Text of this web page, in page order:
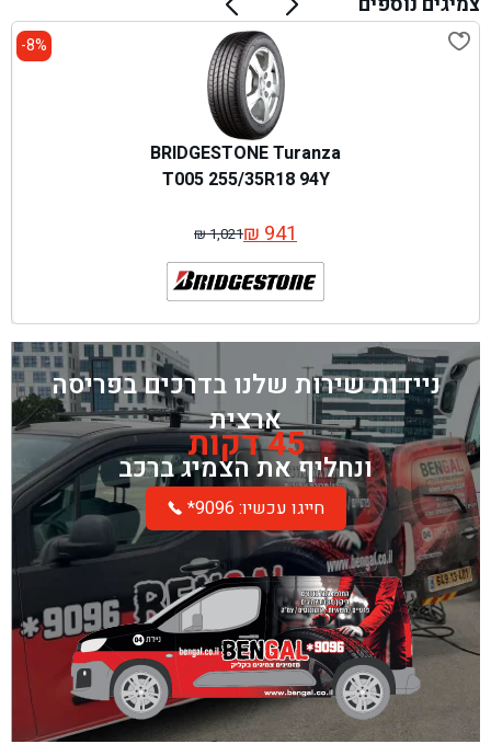
8%-
BRIDGESTONE Turanza
T005 255/35R18 94Y
₪1,021
המחיר
המקורי
היה:
₪ 1,021.
₪941
המחיר
הנוכחי
הוא:
₪ 941.
ניידות שירות שלנו בדרכים בפריסה
ארצית
45 דקות
ונחליף את הצמיג ברכב
*חייגו עכשיו: 9096